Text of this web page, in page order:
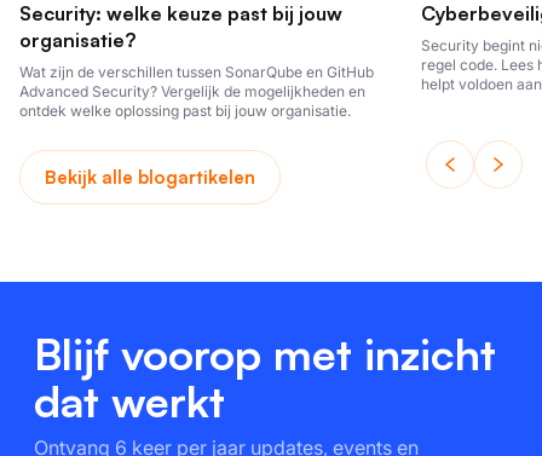
Security: welke keuze past bij jouw
organisatie?
Wat zijn de verschillen tussen SonarQube en GitHub
Advanced Security? Vergelijk de mogelijkheden en
ontdek welke oplossing past bij jouw organisatie.
Security begint
regel code. Lees
helpt voldoen
Bekijk alle blogartikelen
Blijf voorop met inzicht
dat werkt
Ontvang 6 keer per jaar updates, events en